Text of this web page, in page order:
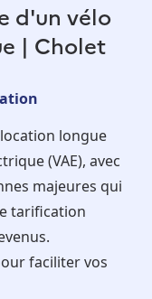
d'un vélo
| Cholet
longue
(VAE), avec
majeures qui
tarification
faciliter vos